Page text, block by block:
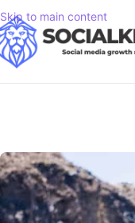
Skip to main content